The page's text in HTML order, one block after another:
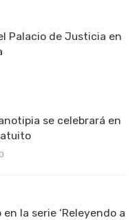
Palacio de Justicia en
se celebrará en
0
la serie ‘Releyendo a